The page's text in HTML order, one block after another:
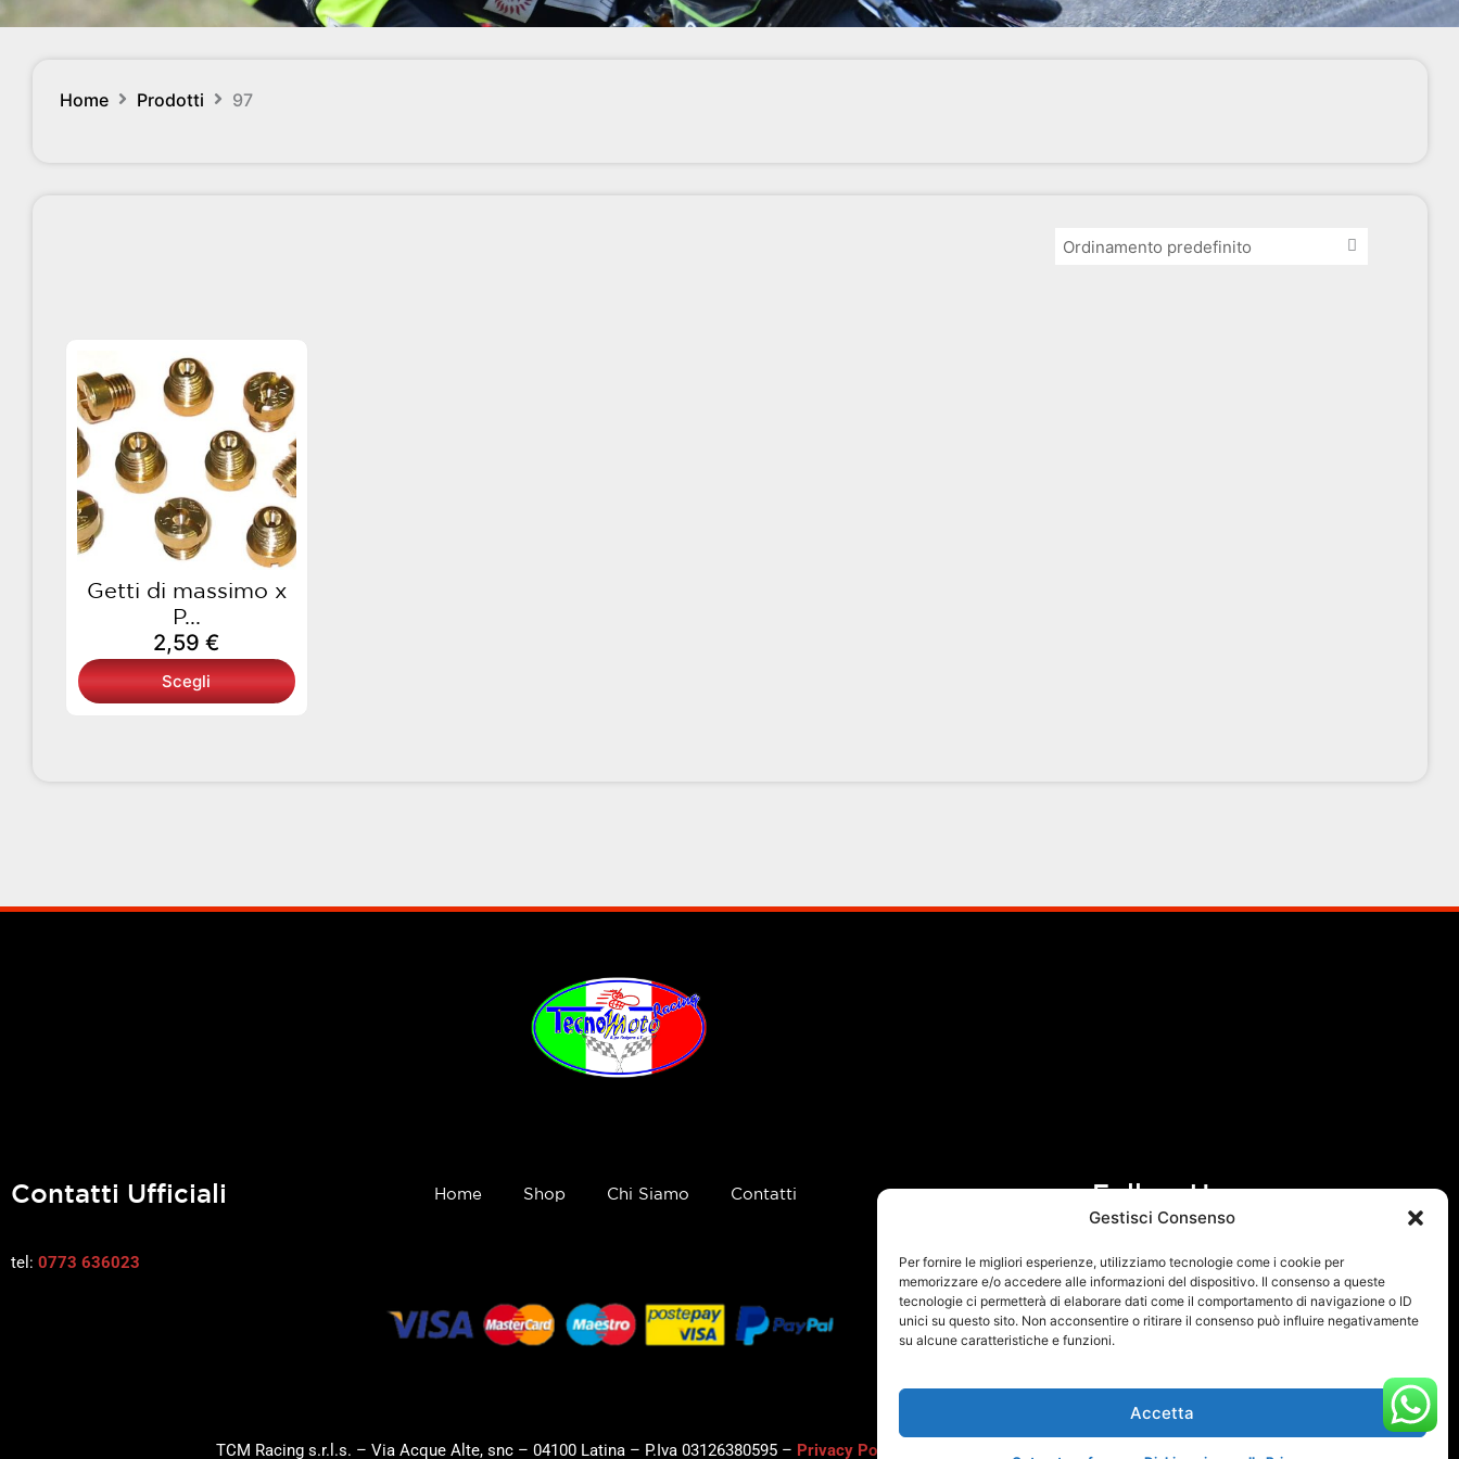
Gestisci Consenso
Per fornire le migliori esperienze, utilizziamo tecnologie come i cookie per
memorizzare e/o accedere alle informazioni del dispositivo. Il consenso a queste
tecnologie ci permetterà di elaborare dati come il comportamento di navigazione o ID
unici su questo sito. Non acconsentire o ritirare il consenso può influire negativamente
su alcune caratteristiche e funzioni.
Accetta
Home Prodotti 97
Getti di massimo x
P...
2,59 €
Scegli
prodotto
ha
varianti.
opzioni
possono
essere
scelte
nella
pagina
del
prodotto
Contatti Ufficiali
tel: 0773 636023
Home Shop Chi Siamo Contatti Follow Us
F
a
c
e
o
I
n
s
g
a
TCM Racing s.r.l.s. – Via Acque Alte, snc – 04100 Latina – P.Iva 03126380595 – Privacy Policy